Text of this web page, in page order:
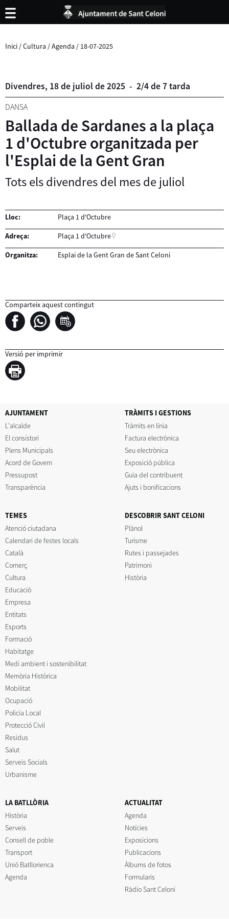
Inici /Cultura /Agenda / 18-07-2025
Divendres, 18de juliolde2025 - 2/4 de 7 tarda
DANSA
Ballada de Sardanes a la plaça
1 d'Octubre organitzada per
l'Esplai de la Gent Gran
Tots els divendres del mes de juliol
Lloc: Plaça 1 d'Octubre
Adreça: Plaça 1 d'Octubre
Organitza: Esplai de la Gent Gran de Sant Celoni
Comparteix aquest contingut
Versió per imprimir
AJUNTAMENT
L'alcalde
El consistori
Plens Municipals
Acord de Govern
Pressupost
Transparència
TRÀMITS I GESTIONS
Tràmits en línia
Factura electrònica
Seu electrònica
Exposició pública
Guia del contribuent
Ajuts i bonificacions
TEMES
Atenció ciutadana
Calendari de festes locals
Català
Comerç
Cultura
Educació
Empresa
Entitats
Esports
Formació
Habitatge
Medi ambient i sostenibilitat
Memòria Històrica
Mobilitat
Ocupació
Policia Local
Protecció Civil
Residus
Salut
Serveis Socials
Urbanisme
DESCOBRIR SANT CELONI
Plànol
Turisme
Rutes i passejades
Patrimoni
Història
LA BATLLÒRIA
Història
Serveis
Consell de poble
Transport
Unió Batllorienca
Agenda
ACTUALITAT
Agenda
Notícies
Exposicions
Publicacions
Àlbums de fotos
Formularis
Ràdio Sant Celoni